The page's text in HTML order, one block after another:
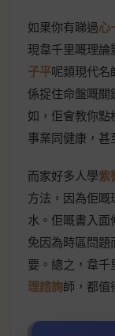
如果你有睇過心
現韋千里嘅理
子平呢類現代名
係捉住命盤嘅關
如，佢會教你點
事業同健康，甚
而家好多人學紫
方法，因為佢
水。佢嘅書入
免因為時區問
要。總之，韋
理諮詢師，都值